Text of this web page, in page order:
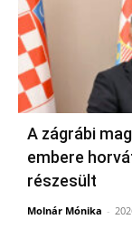
A zágrábi
embere
részesült
Molnár Mónika -